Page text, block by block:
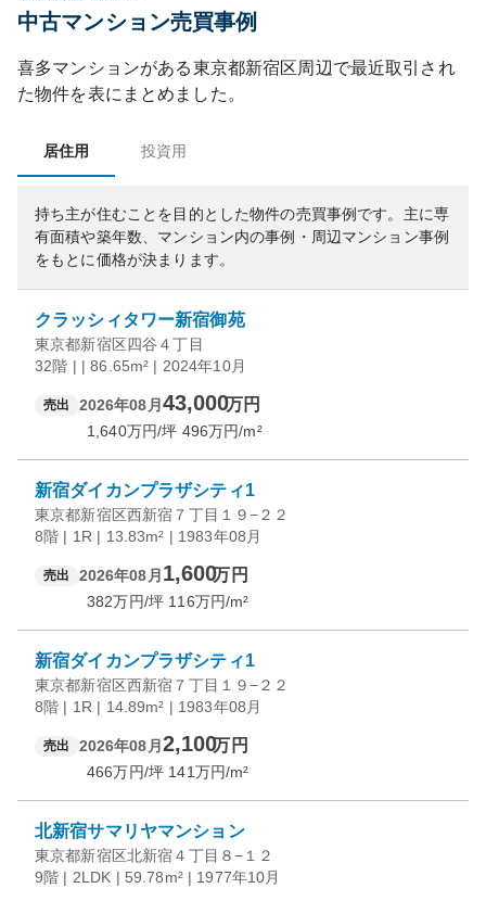
中古マンション売買事例
喜多マンションがある東京都新宿区周辺で最近取引され
た物件を表にまとめました。
居住用 投資用
持ち主が住むことを目的とした物件の売買事例です。 主に専
有面積や築年数、マンション内の事例・周辺マンション事例
をもとに価格が決まります。
クラッシィタワー新宿御苑
東京都新宿区四谷４丁目
32階 | | 86.65m² | 2024年10月
売出 2026年08月 43,000万円
1,640万円/坪 496万円/m²
新宿ダイカンプラザシティ1
東京都新宿区西新宿７丁目１９−２２
8階 | 1R | 13.83m² | 1983年08月
売出 2026年08月 1,600万円
382万円/坪 116万円/m²
新宿ダイカンプラザシティ1
東京都新宿区西新宿７丁目１９−２２
8階 | 1R | 14.89m² | 1983年08月
売出 2026年08月 2,100万円
466万円/坪 141万円/m²
北新宿サマリヤマンション
東京都新宿区北新宿４丁目８−１２
9階 | 2LDK | 59.78m² | 1977年10月